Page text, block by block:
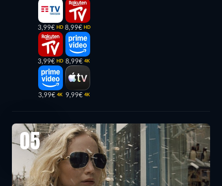
3,99€ HD
3,99€ HD
3,99€ 4K
8,99€ HD
8,99€ 4K
9,99€ 4K
05